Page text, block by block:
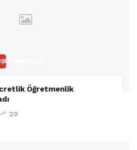
HABERLER
Öğretmenlik
29